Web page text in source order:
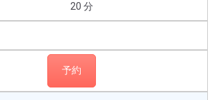
20 分
予約